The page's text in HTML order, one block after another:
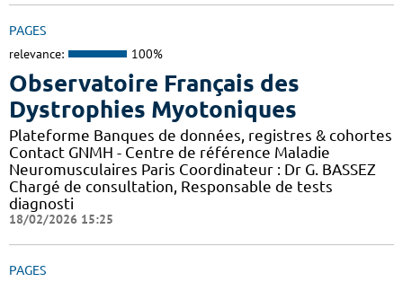
PAGES
relevance: 100%
Observatoire Français des
Dystrophies Myotoniques
Plateforme Banques de données, registres & cohortes
Contact GNMH - Centre de référence Maladie
Neuromusculaires Paris Coordinateur : Dr G. BASSEZ
Chargé de consultation, Responsable de tests
diagnosti
18/02/2026 15:25
PAGES